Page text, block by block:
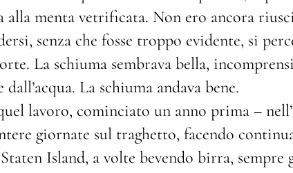
alla menta vetrificata. Non ero ancora
senza che fosse troppo evidente, si
La schiuma sembrava bella,
La schiuma andava bene.
lavoro, cominciato un anno prima –
giornate sul traghetto, facendo
Island, a volte bevendo birra, sempre